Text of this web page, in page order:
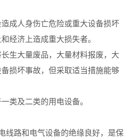
成人身伤亡危险或重大设备损坏
经济上造成重大损失者。
生大量废品，大量材料报废，大
损坏事故，但采取适当措施能够
类及二类的用电设备。
线路和电气设备的绝缘良好，是保